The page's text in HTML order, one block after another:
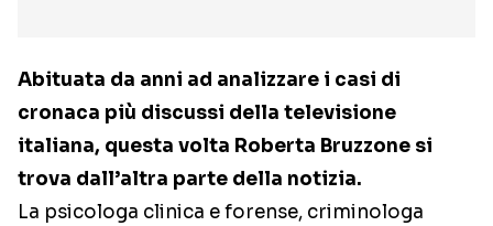
Abituata da anni ad analizzare i casi di
cronaca più discussi della televisione
italiana, questa volta Roberta Bruzzone si
trova dall’altra parte della notizia.
La psicologa clinica e forense, criminologa